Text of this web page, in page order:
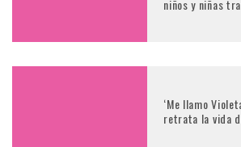
niños y niñas
‘Me llamo
retrata la vida